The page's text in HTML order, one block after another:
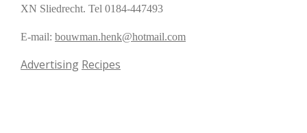
XN Sliedrecht. Tel 0184-447493
E-mail: bouwman.henk@hotmail.com
Advertising Recipes